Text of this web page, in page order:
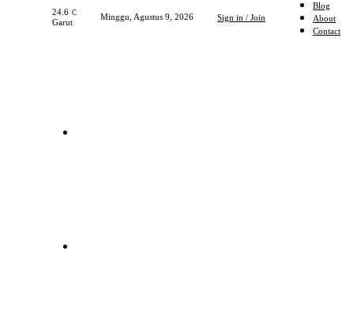
24.6 C
Garut
Minggu, Agustus 9, 2026 Sign in / Join
Blog
About
Contact